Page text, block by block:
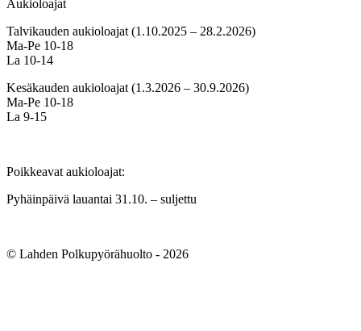
Aukioloajat
Talvikauden aukioloajat (1.10.2025 – 28.2.2026)
Ma-Pe 10-18
La 10-14
Kesäkauden aukioloajat (1.3.2026 – 30.9.2026)
Ma-Pe 10-18
La 9-15
Poikkeavat aukioloajat:
Pyhäinpäivä lauantai 31.10. – suljettu
© Lahden Polkupyörähuolto - 2026